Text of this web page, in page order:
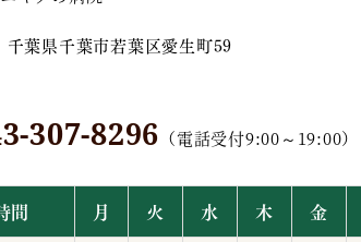
葉県千葉市若葉区愛生町59
307-8296 （電話受付9:00～19:00）
間 月 火 水 木 金